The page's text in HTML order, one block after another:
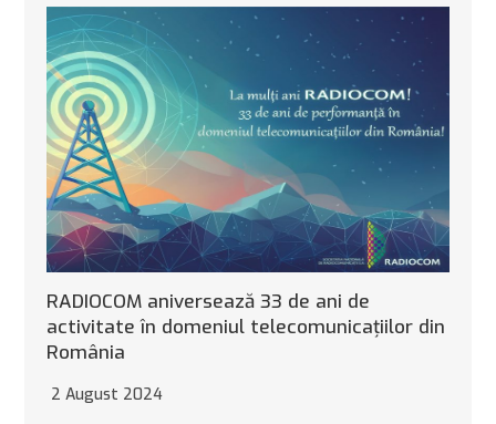
RADIOCOM aniversează 33 de ani de
activitate în domeniul telecomunicațiilor din
România
2 August 2024